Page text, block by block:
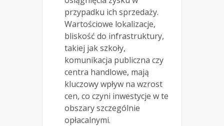
przypadku ich sprzedaży.
Wartościowe lokalizacje,
bliskość do infrastruktury,
takiej jak szkoły,
komunikacja publiczna czy
centra handlowe, mają
kluczowy wpływ na wzrost
cen, co czyni inwestycje w te
obszary szczególnie
opłacalnymi.